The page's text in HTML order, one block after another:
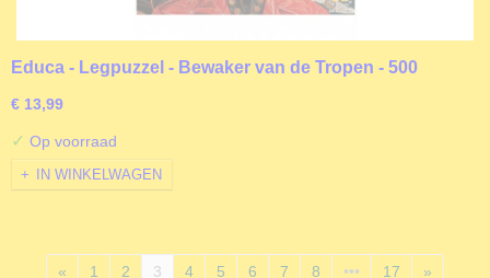
Educa - Legpuzzel - Bewaker van de Tropen - 500
€ 13,99
✓ Op voorraad
IN WINKELWAGEN
« 1 2 3 4 5 6 7 8 ••• 17 »